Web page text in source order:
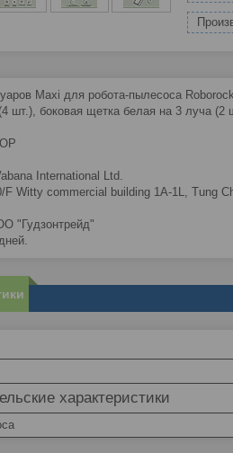
Maxi для робота-пылесоса
шт.), боковая щетка белая на 3 луча (2
International Ltd.
F Witty commercial building 1A-1L, Tung
"Гудзонтрейд"
характеристики